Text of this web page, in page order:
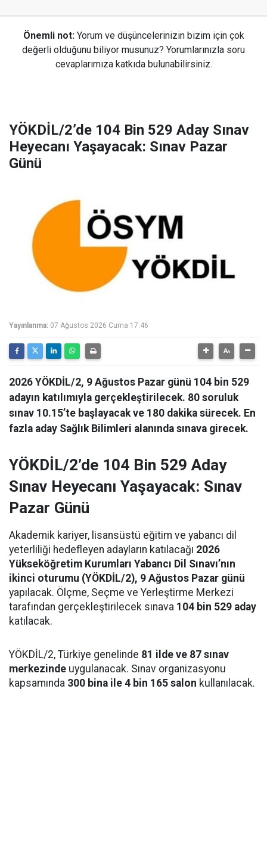
Önemli not: Yorum ve düşüncelerinizin bizim için çok
değerli olduğunu biliyor musunuz? Yorumlarınızla soru
cevaplarımıza katkıda bulunabilirsiniz.
YÖKDİL/2’de 104 Bin 529 Aday Sınav
Heyecanı Yaşayacak: Sınav Pazar
Günü
Yayınlanma: 07 Ağustos 2026 Cuma 17:46
2026 YÖKDİL/2, 9 Ağustos Pazar günü 104 bin 529
adayın katılımıyla gerçekleştirilecek. 80 soruluk
sınav 10.15’te başlayacak ve 180 dakika sürecek. En
fazla aday Sağlık Bilimleri alanında sınava girecek.
YÖKDİL/2’de 104 Bin 529 Aday
Sınav Heyecanı Yaşayacak: Sınav
Pazar Günü
Akademik kariyer, lisansüstü eğitim ve yabancı dil
yeterliliği hedefleyen adayların katılacağı 2026
Yükseköğretim Kurumları Yabancı Dil Sınavı’nın
ikinci oturumu (YÖKDİL/2), 9 Ağustos Pazar günü
yapılacak. Ölçme, Seçme ve Yerleştirme Merkezi
tarafından gerçekleştirilecek sınava 104 bin 529 aday
katılacak.
YÖKDİL/2, Türkiye genelinde 81 ilde ve 87 sınav
merkezinde uygulanacak. Sınav organizasyonu
kapsamında 300 bina ile 4 bin 165 salon kullanılacak.